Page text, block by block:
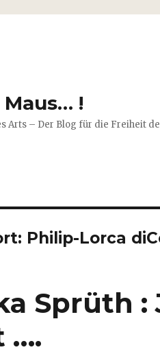
!
Arts – Der Blog für die Freiheit
Philip-Lorca
Sprüth
….